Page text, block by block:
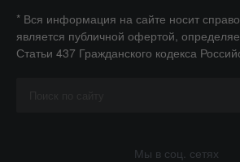
* Вся информация на сайте носит
является публичной офертой,
Статьи 437 Гражданского кодекса
Мы в соц. сетях